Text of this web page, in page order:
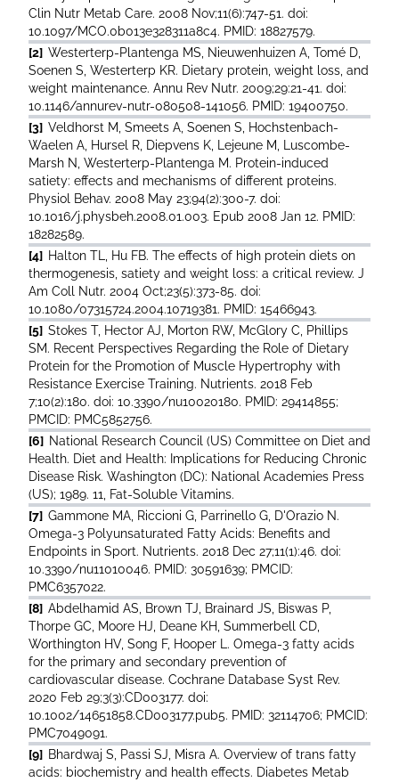
Clin Nutr Metab Care. 2008 Nov;11(6):747-51. doi:
10.1097/MCO.0b013e328311a8c4. PMID: 18827579.
[2] Westerterp-Plantenga MS, Nieuwenhuizen A, Tomé D,
Soenen S, Westerterp KR. Dietary protein, weight loss, and
weight maintenance. Annu Rev Nutr. 2009;29:21-41. doi:
10.1146/annurev-nutr-080508-141056. PMID: 19400750.
[3] Veldhorst M, Smeets A, Soenen S, Hochstenbach-
Waelen A, Hursel R, Diepvens K, Lejeune M, Luscombe-
Marsh N, Westerterp-Plantenga M. Protein-induced
satiety: effects and mechanisms of different proteins.
Physiol Behav. 2008 May 23;94(2):300-7. doi:
10.1016/j.physbeh.2008.01.003. Epub 2008 Jan 12. PMID:
18282589.
[4] Halton TL, Hu FB. The effects of high protein diets on
thermogenesis, satiety and weight loss: a critical review. J
Am Coll Nutr. 2004 Oct;23(5):373-85. doi:
10.1080/07315724.2004.10719381. PMID: 15466943.
[5] Stokes T, Hector AJ, Morton RW, McGlory C, Phillips
SM. Recent Perspectives Regarding the Role of Dietary
Protein for the Promotion of Muscle Hypertrophy with
Resistance Exercise Training. Nutrients. 2018 Feb
7;10(2):180. doi: 10.3390/nu10020180. PMID: 29414855;
PMCID: PMC5852756.
[6] National Research Council (US) Committee on Diet and
Health. Diet and Health: Implications for Reducing Chronic
Disease Risk. Washington (DC): National Academies Press
(US); 1989. 11, Fat-Soluble Vitamins.
[7] Gammone MA, Riccioni G, Parrinello G, D'Orazio N.
Omega-3 Polyunsaturated Fatty Acids: Benefits and
Endpoints in Sport. Nutrients. 2018 Dec 27;11(1):46. doi:
10.3390/nu11010046. PMID: 30591639; PMCID:
PMC6357022.
[8] Abdelhamid AS, Brown TJ, Brainard JS, Biswas P,
Thorpe GC, Moore HJ, Deane KH, Summerbell CD,
Worthington HV, Song F, Hooper L. Omega-3 fatty acids
for the primary and secondary prevention of
cardiovascular disease. Cochrane Database Syst Rev.
2020 Feb 29;3(3):CD003177. doi:
10.1002/14651858.CD003177.pub5. PMID: 32114706; PMCID:
PMC7049091.
[9] Bhardwaj S, Passi SJ, Misra A. Overview of trans fatty
acids: biochemistry and health effects. Diabetes Metab